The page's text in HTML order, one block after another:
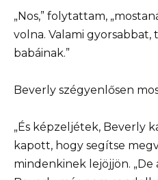
„Nos,” folytattam,
volna. Valami gyorsabbat,
babáinak.”
Beverly szégyenlősen
„És képzeljétek, Beverly
kapott, hogy segítse
mindenkinek lejöjjön. „De